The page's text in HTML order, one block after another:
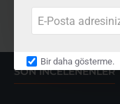
Posta
Bir daha gösterme.
Sepete Ekle
SON İNCELENENLER